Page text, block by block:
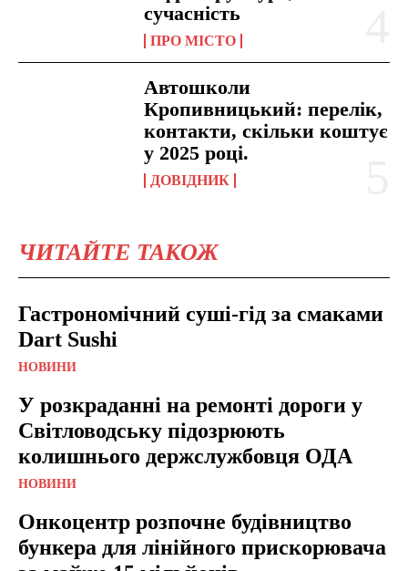
сучасність
ПРО МІСТО
Автошколи
Кропивницький: перелік,
контакти, скільки коштує
у 2025 році.
ДОВІДНИК
ЧИТАЙТЕ ТАКОЖ
Гастрономічний суші-гід за смаками
Dart Sushi
НОВИНИ
У розкраданні на ремонті дороги у
Світловодську підозрюють
колишнього держслужбовця ОДА
НОВИНИ
Онкоцентр розпочне будівництво
бункера для лінійного прискорювача